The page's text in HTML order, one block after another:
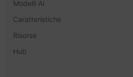
Modelli AI
Caratteristiche
Risorse
Hub